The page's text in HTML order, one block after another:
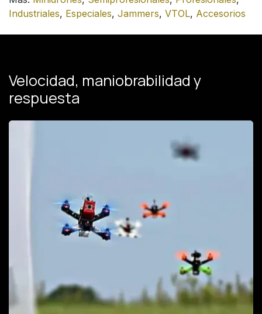
Industriales, Especiales, Jammers, VTOL, Accesorios
Velocidad, maniobrabilidad y
respuesta